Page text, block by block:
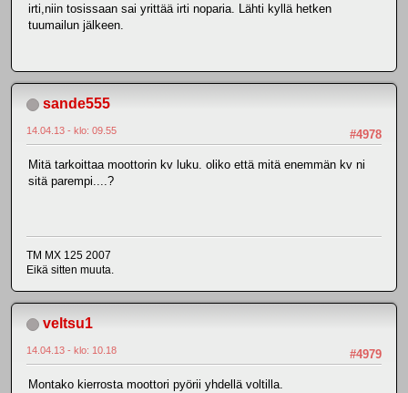
irti,niin tosissaan sai yrittää irti noparia. Lähti kyllä hetken
tuumailun jälkeen.
sande555
#4978
14.04.13 - klo: 09.55
Mitä tarkoittaa moottorin kv luku. oliko että mitä enemmän kv ni
sitä parempi....?
TM MX 125 2007
Eikä sitten muuta.
veltsu1
#4979
14.04.13 - klo: 10.18
Montako kierrosta moottori pyörii yhdellä voltilla.